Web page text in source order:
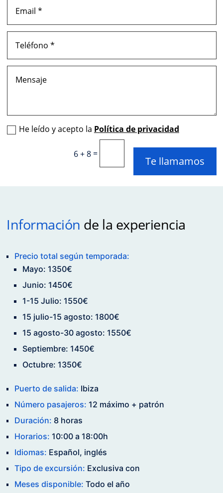
He leído y acepto la Política de privacidad
6 + 8=
Te llamamos
Información de la experiencia
Precio total según temporada:
Mayo: 1350€
Junio: 1450€
1-15 Julio: 1550€
15 julio-15 agosto: 1800€
15 agosto-30 agosto: 1550€
Septiembre: 1450€
Octubre: 1350€
Puerto de salida: Ibiza
Número pasajeros: 12 máximo + patrón
Duración: 8 horas
Horarios: 10:00 a 18:00h
Idiomas: Español, inglés
Tipo de excursión: Exclusiva con
Meses disponible:Todo el año